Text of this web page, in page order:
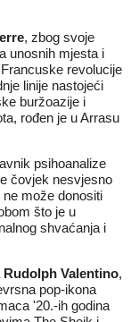
, zbog svoje
unosnih mjesta i
revolucije
linije nastojeći
buržoazije i
rođen je u Arrasu
psihoanalize
čovjek nesvjesno
može donositi
što je u
shvaćanja i
Rudolph Valentino,
pop-ikona
'20.-ih godina